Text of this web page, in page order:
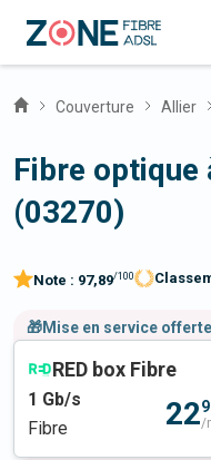
Couverture Allier
Fibre optique
(03270)
Note : 97,89/100
🎁Mise en service
RED box Fibre
1 Gb/s
Fibre
22/